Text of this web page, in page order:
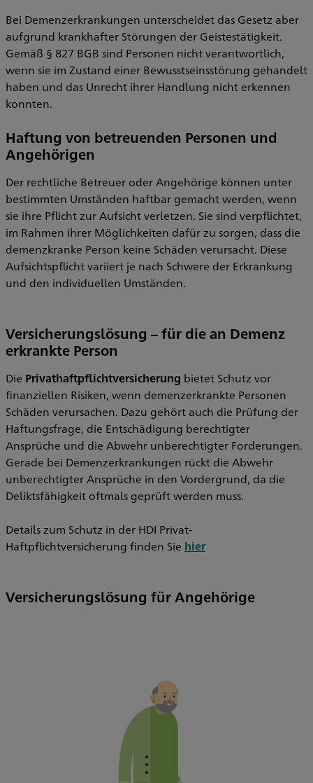
Bei Demenzerkrankungen unterscheidet das Gesetz aber
aufgrund krankhafter Störungen der Geistestätigkeit.
Gemäß § 827 BGB sind Personen nicht verantwortlich,
wenn sie im Zustand einer Bewusstseinsstörung gehandelt
haben und das Unrecht ihrer Handlung nicht erkennen
konnten.
Haftung von betreuenden Personen und
Angehörigen
Der rechtliche Betreuer oder Angehörige können unter
bestimmten Umständen haftbar gemacht werden, wenn
sie ihre Pflicht zur Aufsicht verletzen. Sie sind verpflichtet,
im Rahmen ihrer Möglichkeiten dafür zu sorgen, dass die
demenzkranke Person keine Schäden verursacht. Diese
Aufsichtspflicht variiert je nach Schwere der Erkrankung
und den individuellen Umständen.
Versicherungslösung – für die an Demenz
erkrankte Person
Die Privathaftpflichtversicherung bietet Schutz vor
finanziellen Risiken, wenn demenzerkrankte Personen
Schäden verursachen. Dazu gehört auch die Prüfung der
Haftungsfrage, die Entschädigung berechtigter
Ansprüche und die Abwehr unberechtigter Forderungen.
Gerade bei Demenzerkrankungen rückt die Abwehr
unberechtigter Ansprüche in den Vordergrund, da die
Deliktsfähigkeit oftmals geprüft werden muss.
Details zum Schutz in der HDI Privat-
Haftpflichtversicherung finden Sie hier
Versicherungslösung für Angehörige